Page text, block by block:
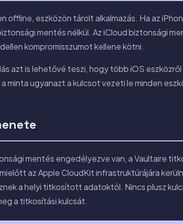
offline, eszközön tárolt alkalmazás. Ha az
mentés nélkül. Az iCloud biztonsági
kompromisszumot kellene kötni.
azt is lehetővé teszi, hogy több iOS
minta ugyanazt a kulcsot vezeti le minden
mentés engedélyezve van, a Vaultaire
az Apple CloudKit infrastruktúrájára
a helyi titkosított adatoktól. Nincs plusz
a titkosítási kulcsát.